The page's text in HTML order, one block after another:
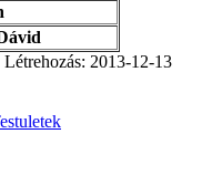
2013-12-13